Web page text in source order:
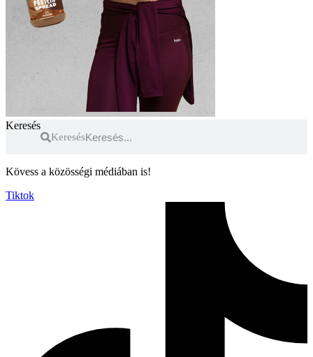
Keresés
Keresés
Kövess a közösségi médiában is!
Tiktok